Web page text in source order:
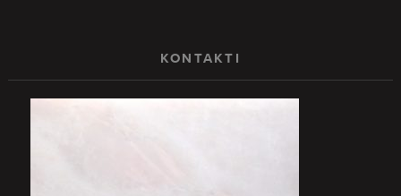
KONTAKTI